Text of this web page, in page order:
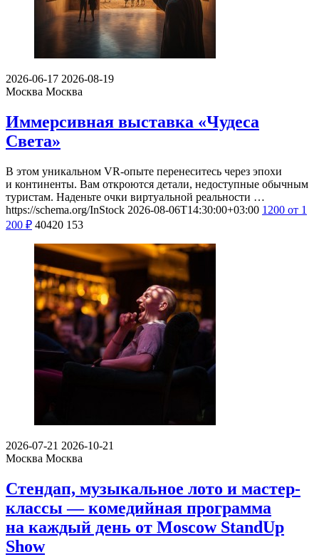
2026-06-17 2026-08-19
Москва Москва
Иммерсивная выставка «Чудеса
Света»
В этом уникальном VR-опыте перенеситесь через эпохи
и континенты. Вам откроются детали, недоступные обычным
туристам. Наденьте очки виртуальной реальности …
https://schema.org/InStock 2026-08-06T14:30:00+03:00 1200 от 1
200 ₽ 40420 153
2026-07-21 2026-10-21
Москва Москва
Стендап, музыкальное лото и мастер-
классы — комедийная программа
на каждый день от Moscow StandUp
Show